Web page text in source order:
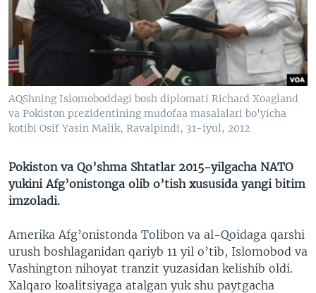
VIDEO
XABARLAR SURATLARDA
ODNOKLASSNIKI
TELEGRAM
SOUNDCLOUD
VOA
AQShning Islomoboddagi bosh diplomati Richard Xoagland
va Pokiston prezidentining mudofaa masalalari bo'yicha
kotibi Osif Yasin Malik, Ravalpindi, 31-iyul, 2012
Pokiston va Qo’shma Shtatlar 2015-yilgacha NATO
yukini Afg’onistonga olib o’tish xususida yangi bitim
imzoladi.
Amerika Afg’onistonda Tolibon va al-Qoidaga qarshi
urush boshlaganidan qariyb 11 yil o’tib, Islomobod va
Vashington nihoyat tranzit yuzasidan kelishib oldi.
Xalqaro koalitsiyaga atalgan yuk shu paytgacha